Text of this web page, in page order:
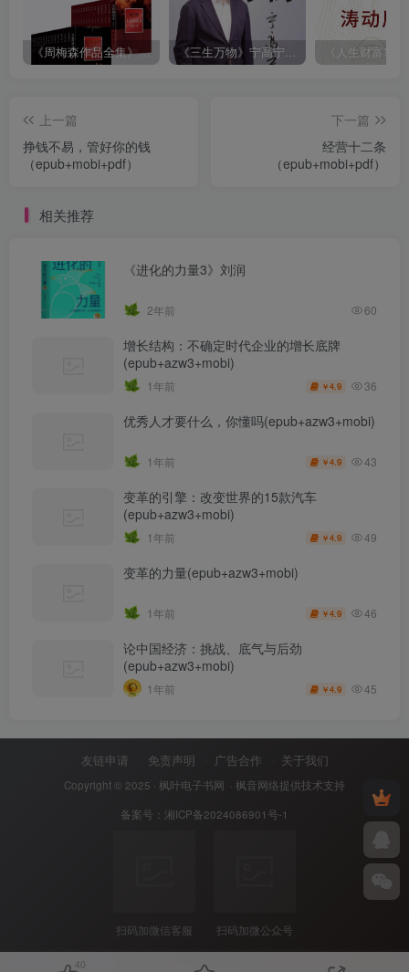
《周梅森作品全集》[共30册] 《三生万物》宁高宁（epub+mobi+azw3+pdf）
上一篇
挣钱不易，管好你的钱
（epub+mobi+pdf）
下一篇
经营十二条
（epub+mobi+pdf）
相关推荐
《进化的力量3》刘润
2年前 60
增长结构：不确定时代企业的增长底牌
(epub+azw3+mobi)
1年前 ￥4.9 36
优秀人才要什么，你懂吗(epub+azw3+mobi)
1年前 ￥4.9 43
变革的引擎：改变世界的15款汽车
(epub+azw3+mobi)
1年前 ￥4.9 49
变革的力量(epub+azw3+mobi)
1年前 ￥4.9 46
论中国经济：挑战、底气与后劲
(epub+azw3+mobi)
1年前 ￥4.9 45
友链申请 免责声明 广告合作 关于我们
Copyright © 2025 · 枫叶电子书网 · 枫音网络提供技术支持
备案号： 湘ICP备2024086901号-1
扫码加微信客服 扫码加微公众号
40